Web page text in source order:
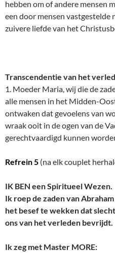
hebben om of andere mensen
een door mensen vastgestelde
zuivere liefde van het
Transcendentie van het
1. Moeder Maria, wij die de
alle mensen in het Midden-
ontwaken dat gevoelens van
wraak ooit in de ogen van de
gerechtvaardigd kunnen
Refrein 5 (na elk couplet
IK BEN een Spiritueel Wezen.
Ik roep de zaden van
het besef te wekken dat
ons van het verleden bevrijdt.
Ik zeg met Master MORE: